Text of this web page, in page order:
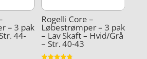
– 3 pak
44-
Rogelli Core –
Løbestrømper – 3 pak
– Lav Skaft – Hvid/Grå
– Str. 40-43